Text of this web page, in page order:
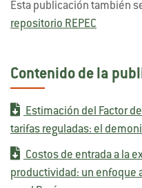
Esta publicación también
repositorio REPEC
Contenido de la
Estimación del Factor
tarifas reguladas: el
Costos de entrada a la
productividad: un enfoque